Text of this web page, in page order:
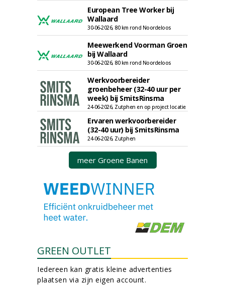
European Tree Worker bij
Wallaard
30-06-2026, 80 km rond Noordeloos
Meewerkend Voorman Groen
bij Wallaard
30-06-2026, 80 km rond Noordeloos
Werkvoorbereider
groenbeheer (32-40 uur per
week) bij SmitsRinsma
24-06-2026, Zutphen en op project locatie
Ervaren werkvoorbereider
(32-40 uur) bij SmitsRinsma
24-06-2026, Zutphen
meer Groene Banen
GREEN OUTLET
Iedereen kan gratis kleine advertenties
plaatsen via zijn eigen account.